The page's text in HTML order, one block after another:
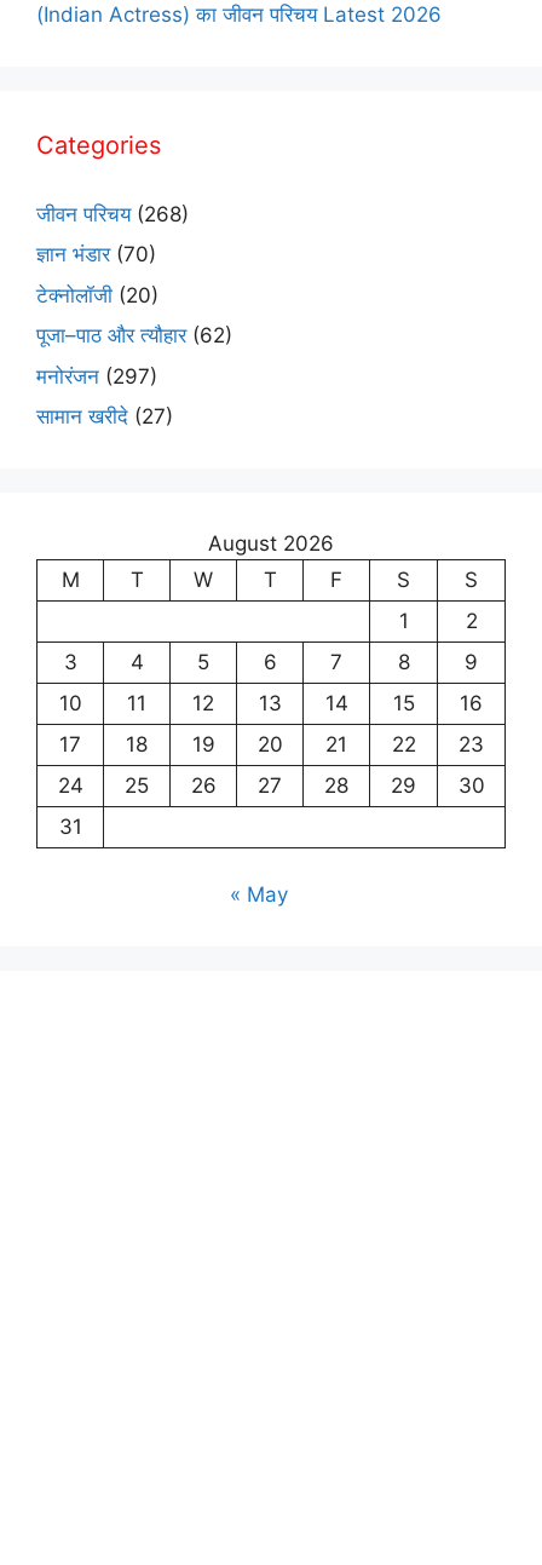
(Indian Actress) का जीवन परिचय Latest 2026
Categories
जीवन परिचय(268)
ज्ञान भंडार(70)
टेक्नोलॉजी (20)
पूजा–पाठ और त्यौहार(62)
मनोरंजन (297)
सामान खरीदे (27)
August 2026
M
T W T F S
S
1
2
3
4 5 6 7 8
9
10
11 12 13 14 15
16
17
18 19 20 21 22
23
24
25 26 27 28 29
30
31
« May